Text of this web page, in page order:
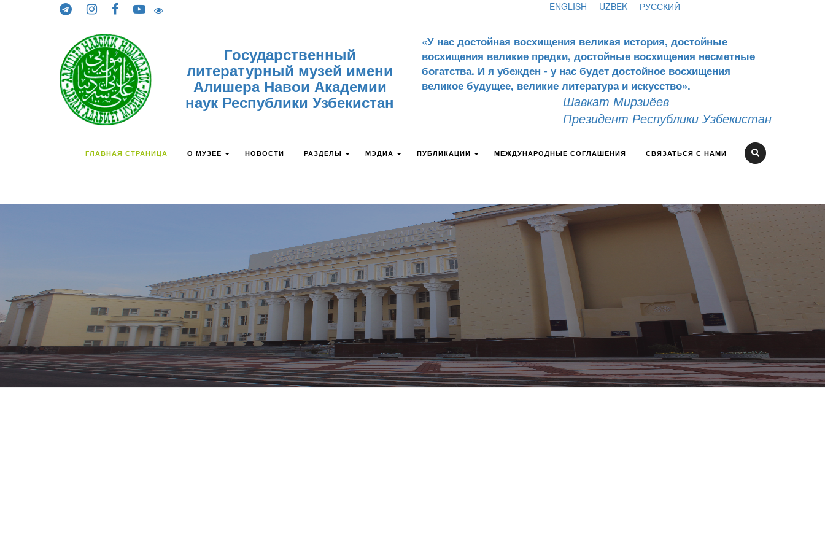
ENGLISH UZBEK РУССКИЙ
Государственный
литературный музей имени
Алишера Навои Академии
наук Республики Узбекистан
«У нас достойная восхищения великая история, достойные
восхищения великие предки, достойные восхищения несметные
богатства. И я убежден - у нас будет достойное восхищения
великое будущее, великие литература и искусство».
Шавкат Мирзиёев
Президент Республики Узбекистан
ГЛАВНАЯ СТРАНИЦА О МУЗЕЕ НОВОСТИ РАЗДЕЛЫ МЭДИА ПУБЛИКАЦИИ МЕЖДУНАРОДНЫЕ СОГЛАШЕНИЯ СВЯЗАТЬСЯ С НАМИ